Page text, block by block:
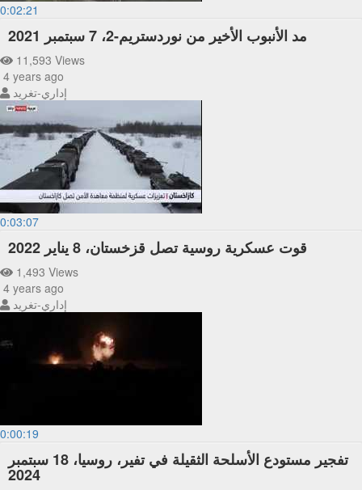
0:02:21
مد الأنبوب الأخير من نوردستريم-2، 7 سبتمبر 2021
11,593 Views
4 years ago
إداري-تغريد
0:03:07
قوت عسكرية روسية تصل قزخستان، 8 يناير 2022
1,493 Views
4 years ago
إداري-تغريد
0:00:19
تفجير مستودع الأسلحة الثقيلة في تفير، روسيا، 18 سبتمبر
2024